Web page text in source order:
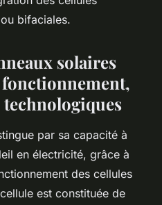
bifaciales.
solaires
par sa capacité à
en électricité, grâce à
des cellules
est constituée de